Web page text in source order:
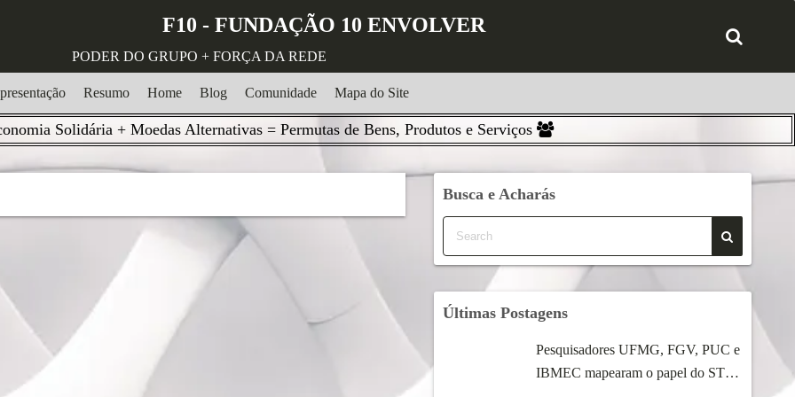
F10 - FUNDAÇÃO 10 ENVOLVER
PODER DO GRUPO + FORÇA DA REDE
Resumo Home Blog Comunidade Mapa do Site
Solidária + Moedas Alternativas = Permutas de Bens, Produtos e Serviços
Busca e Acharás
Últimas Postagens
Pesquisadores UFMG, FGV, PUC e
IBMEC mapearam o papel do STF